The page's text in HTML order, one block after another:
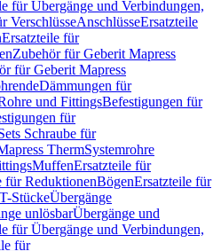
für Übergänge und Verbindungen,
VerschlüsseAnschlüsseErsatzteile
Ersatzteile für
Zubehör für Geberit Mapress
für Geberit Mapress
Dämmungen für
und FittingsBefestigungen für
für
Schraube für
ThermSystemrohre
MuffenErsatzteile für
für ReduktionenBögenErsatzteile für
StückeÜbergänge
unlösbarÜbergänge und
für Übergänge und Verbindungen,
für